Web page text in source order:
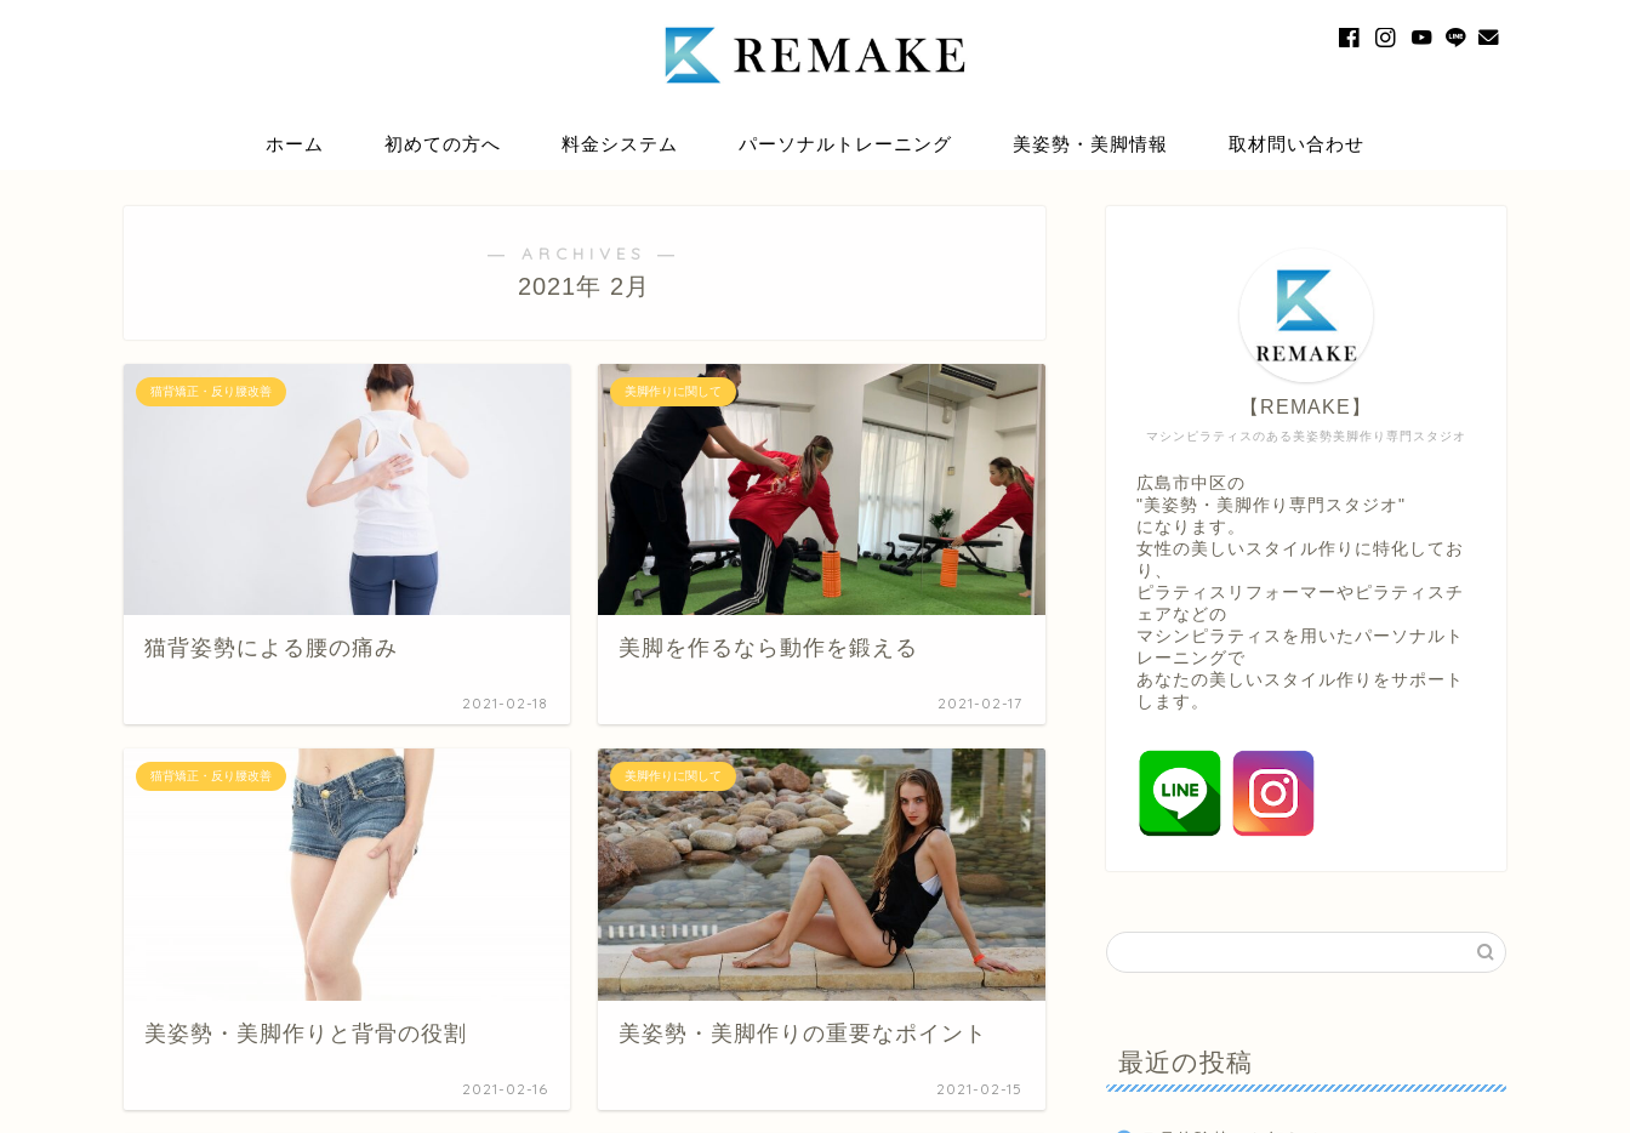
ホーム 初めての方へ 料金システム パーソナルトレーニング 美姿勢・美脚情報 取材問い合わせ
― ARCHIVES ―
2021年 2月
猫背矯正・反り腰改善
猫背姿勢による腰の痛み
2021-02-18
美脚作りに関して
美脚を作るなら動作を鍛える
2021-02-17
猫背矯正・反り腰改善
美姿勢・美脚作りと背骨の役割
2021-02-16
美脚作りに関して
美姿勢・美脚作りの重要なポイント
2021-02-15
マシンピラティスのある美姿勢美脚作り専門スタジオ
【REMAKE】
広島市中区の
"美姿勢・美脚作り専門スタジオ"
になります。
女性の美しいスタイル作りに特化してお
り、
ピラティスリフォーマーやピラティスチ
ェアなどの
マシンピラティスを用いたパーソナルト
レーニングで
あなたの美しいスタイル作りをサポート
します。
最近の投稿